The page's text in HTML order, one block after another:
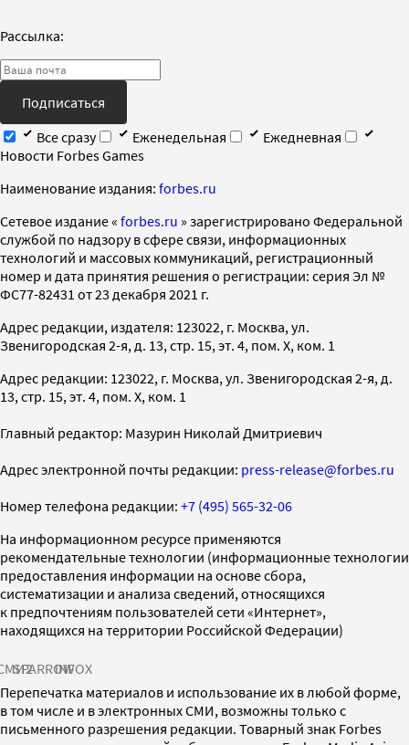
Рассылка:
Подписаться
Все сразу
Еженедельная
Ежедневная
Новости Forbes Games
Наименование издания: forbes.ru
Cетевое издание « forbes.ru » зарегистрировано Федеральной
службой по надзору в сфере связи, информационных
технологий и массовых коммуникаций, регистрационный
номер и дата принятия решения о регистрации: серия Эл №
ФС77-82431 от 23 декабря 2021 г.
Адрес редакции, издателя: 123022, г. Москва, ул.
Звенигородская 2-я, д. 13, стр. 15, эт. 4, пом. X, ком. 1
Адрес редакции: 123022, г. Москва, ул. Звенигородская 2-я, д.
13, стр. 15, эт. 4, пом. X, ком. 1
Главный редактор: Мазурин Николай Дмитриевич
Адрес электронной почты редакции: press-release@forbes.ru
Номер телефона редакции: +7 (495) 565-32-06
На информационном ресурсе применяются
рекомендательные технологии (информационные технологии
предоставления информации на основе сбора,
систематизации и анализа сведений, относящихся
к предпочтениям пользователей сети «Интернет»,
находящихся на территории Российской Федерации)
SPARROWINFOX
Перепечатка материалов и использование их в любой форме,
в том числе и в электронных СМИ, возможны только с
письменного разрешения редакции. Товарный знак Forbes